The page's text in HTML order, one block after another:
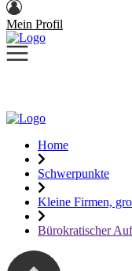
Mein Profil
Home
Schwerpunkte
Kleine Firmen,
Bürokratischer